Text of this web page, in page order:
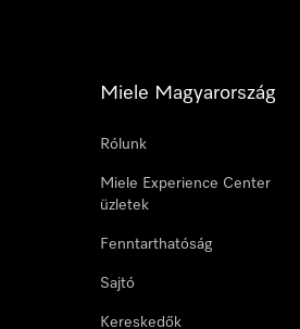
Miele Magyarország
Rólunk
Miele Experience Center
üzletek
Fenntarthatóság
Sajtó
Kereskedők